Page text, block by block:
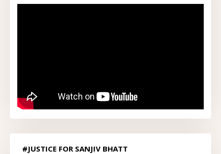
ACT1949...
#JUSTICE FOR SANJIV BHATT